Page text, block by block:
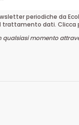
periodiche da
trattamento dati. Clicca
qualsiasi momento